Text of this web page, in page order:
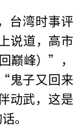
台湾时事评
说道，高市
巅峰）”，
鬼子又回来
动武，这是
。